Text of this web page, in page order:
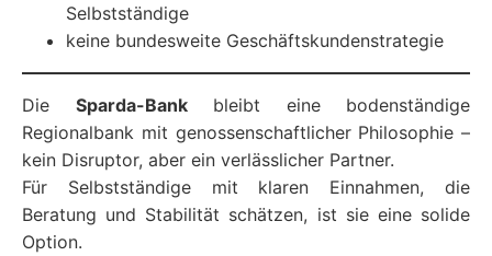
Selbstständige
keine bundesweite Geschäftskundenstrategie
Die Sparda-Bankbleibt eine bodenständige
Regionalbank mit genossenschaftlicher Philosophie –
kein Disruptor, aber ein verlässlicher Partner.
Für Selbstständige mit klaren Einnahmen, die
Beratung und Stabilität schätzen, ist sie eine solide
Option.